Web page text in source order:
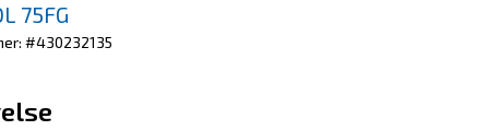
75FG
#430232135